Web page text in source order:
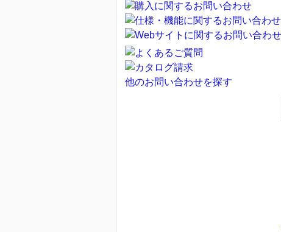
他のお問い合わせを探す